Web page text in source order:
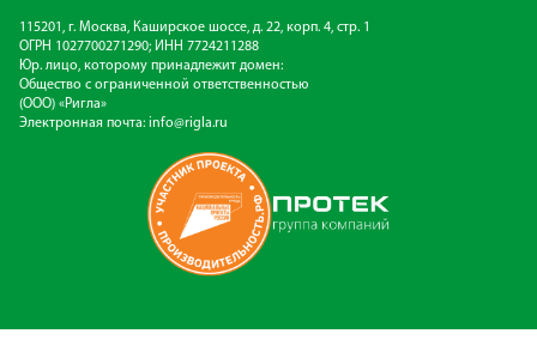
115201, г. Москва, Каширское шоссе, д. 22, корп. 4, стр. 1
ОГРН 1027700271290; ИНН 7724211288
Юр. лицо, которому принадлежит домен:
Общество с ограниченной ответственностью
(ООО) «Ригла»
Электронная почта: info@rigla.ru